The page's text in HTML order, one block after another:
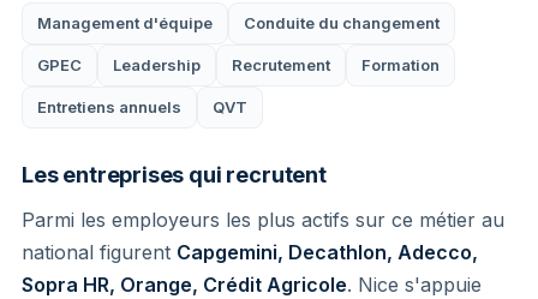
Management d'équipe Conduite du changement
GPEC Leadership Recrutement Formation
Entretiens annuels QVT
Les entreprises qui recrutent
Parmi les employeurs les plus actifs sur ce métier au
national figurent Capgemini, Decathlon, Adecco,
Sopra HR, Orange, Crédit Agricole. Nice s'appuie